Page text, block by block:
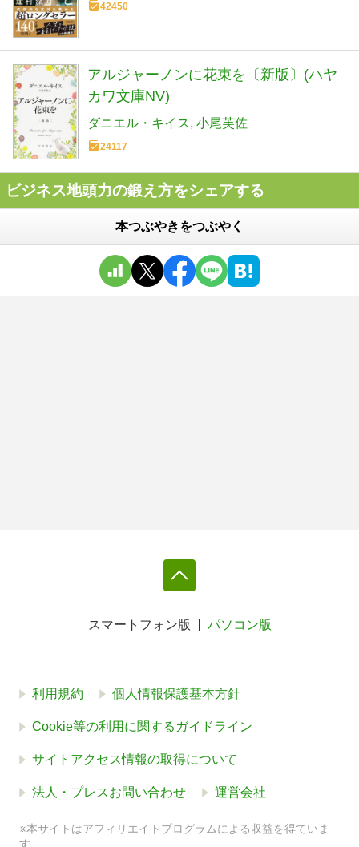
42450
アルジャーノンに花束を〔新版〕(ハヤ
カワ文庫NV)
ダニエル・キイス 小尾芙佐
24117
ビジネス地頭力の鍛え方をシェアする
本つぶやきをつぶやく
スマートフォン版 パソコン版
利用規約 個人情報保護基本方針
Cookie等の利用に関するガイドライン
サイトアクセス情報の取得について
法人・プレスお問い合わせ 運営会社
※本サイトはアフィリエイトプログラムによる収益を得ていま
す